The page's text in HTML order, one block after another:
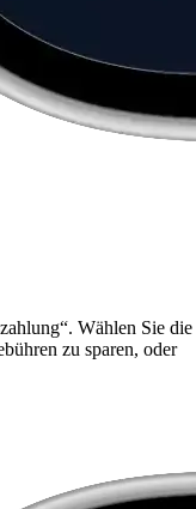
Wählen Sie die
zu sparen, oder